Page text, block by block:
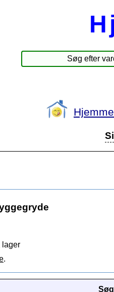
lager
.